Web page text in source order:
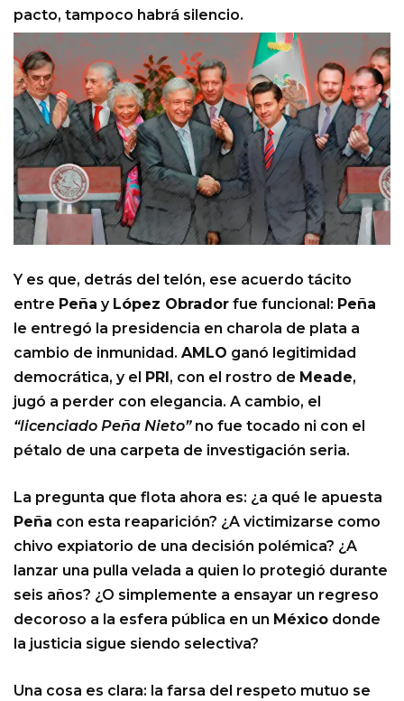
pacto, tampoco habrá silencio.
Y es que, detrás del telón, ese acuerdo tácito
entre Peña y López Obrador fue funcional: Peña
le entregó la presidencia en charola de plata a
cambio de inmunidad. AMLO ganó legitimidad
democrática, y el
PRI , con el rostro de Meade,
jugó a perder con elegancia. A cambio, el
“licenciado Peña Nieto”no fue tocado ni con el
pétalo de una carpeta de investigación seria.
La pregunta que flota ahora es: ¿a qué le apuesta
Peña con esta reaparición? ¿A victimizarse como
chivo expiatorio de una decisión polémica? ¿A
lanzar una pulla velada a quien lo protegió durante
seis años? ¿O simplemente a ensayar un regreso
decoroso a la esfera pública en un México donde
la justicia sigue siendo selectiva?
Una cosa es clara: la farsa del respeto mutuo se